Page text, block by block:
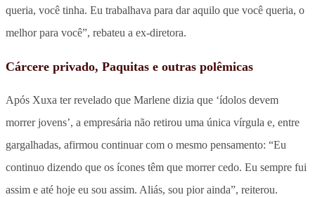
queria, você tinha. Eu trabalhava para dar aquilo que você queria, o
melhor para você”, rebateu a ex-diretora.
Cárcere privado, Paquitas e outras polêmicas
Após Xuxa ter revelado que Marlene dizia que ‘ídolos devem
morrer jovens’, a empresária não retirou uma única vírgula e, entre
gargalhadas, afirmou continuar com o mesmo pensamento: “Eu
continuo dizendo que os ícones têm que morrer cedo. Eu sempre fui
assim e até hoje eu sou assim. Aliás, sou pior ainda”, reiterou.